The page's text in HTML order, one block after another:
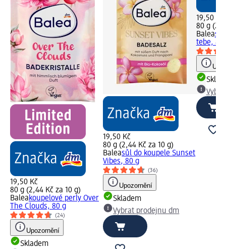
19,50 Kč
80 g (2,44 Kč za 10 g)
Baleakoupelové perly Over
The Clouds, 80 g
(24)
Upozornění
Skladem
19,50 Kč
80 g (2,44 Kč za 10 g)
Baleasůl do koupele Sunset
Vibes, 80 g
(36)
Upozornění
Skladem
Vybrat prodejnu dm
19,50 Kč
80 g
Baleasůl
tebe, 80